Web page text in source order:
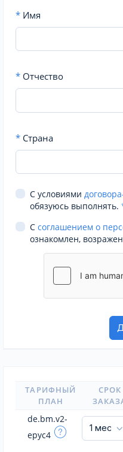
* Имя
* Отчество
* Страна
С условиями
обязуюсь выполнять.
С соглашением о
ознакомлен,
ТАРИФНЫЙ
ПЛАН
СРОК
de.bm.v2-
epyc4